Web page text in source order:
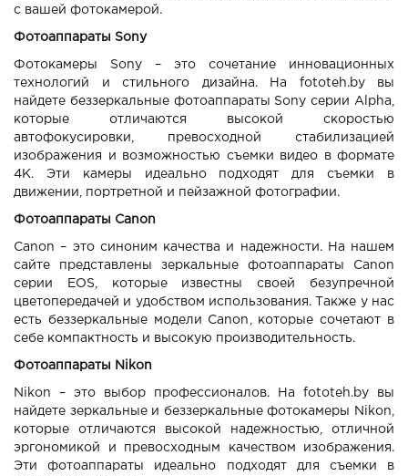
с вашей фотокамерой.
Фотоаппараты Sony
Фотокамеры Sony – это сочетание инновационных
технологий и стильного дизайна. На fototeh.by вы
найдете беззеркальные фотоаппараты Sony серии Alpha,
которые отличаются высокой скоростью
автофокусировки, превосходной стабилизацией
изображения и возможностью съемки видео в формате
4K. Эти камеры идеально подходят для съемки в
движении, портретной и пейзажной фотографии.
Фотоаппараты Canon
Canon – это синоним качества и надежности. На нашем
сайте представлены зеркальные фотоаппараты Canon
серии EOS, которые известны своей безупречной
цветопередачей и удобством использования. Также у нас
есть беззеркальные модели Canon, которые сочетают в
себе компактность и высокую производительность.
Фотоаппараты Nikon
Nikon – это выбор профессионалов. На fototeh.by вы
найдете зеркальные и беззеркальные фотокамеры Nikon,
которые отличаются высокой надежностью, отличной
эргономикой и превосходным качеством изображения.
Эти фотоаппараты идеально подходят для съемки в